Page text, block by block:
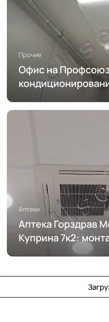
Прочие
Офис на
Аптеки
Аптека Горздрав
Куприна 7к2: